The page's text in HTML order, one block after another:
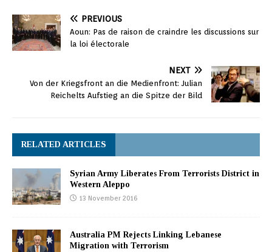
PREVIOUS
Aoun: Pas de raison de craindre les discussions sur
la loi électorale
NEXT
Von der Kriegsfront an die Medienfront: Julian
Reichelts Aufstieg an die Spitze der Bild
RELATED ARTICLES
Syrian Army Liberates From Terrorists District in
Western Aleppo
13 November 2016
Australia PM Rejects Linking Lebanese
Migration with Terrorism